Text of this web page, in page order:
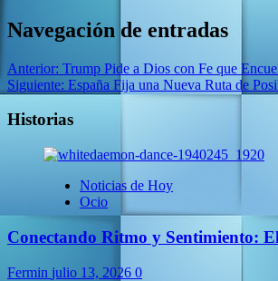
Navegación de entradas
Anterior: Trump Pide a Dios con Fe que
Siguiente: España Fija una Nueva Ruta de
Historias
Noticias de Hoy
Ocio
Conectando Ritmo y Sentimiento:
Fermin julio 13, 2026 0